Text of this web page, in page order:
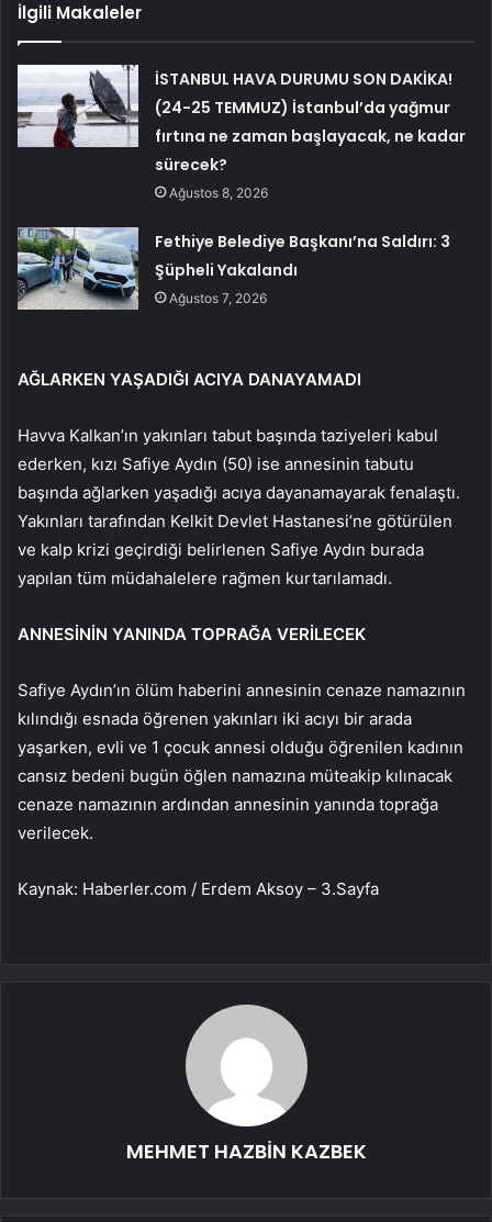
İlgili Makaleler
İSTANBUL HAVA DURUMU SON DAKİKA!
(24-25 TEMMUZ) İstanbul’da yağmur
fırtına ne zaman başlayacak, ne kadar
sürecek?
Ağustos 8, 2026
Fethiye Belediye Başkanı’na Saldırı: 3
Şüpheli Yakalandı
Ağustos 7, 2026
AĞLARKEN YAŞADIĞI ACIYA DANAYAMADI
Havva Kalkan’ın yakınları tabut başında taziyeleri kabul
ederken, kızı Safiye Aydın (50) ise annesinin tabutu
başında ağlarken yaşadığı acıya dayanamayarak fenalaştı.
Yakınları tarafından Kelkit Devlet Hastanesi’ne götürülen
ve kalp krizi geçirdiği belirlenen Safiye Aydın burada
yapılan tüm müdahalelere rağmen kurtarılamadı.
ANNESİNİN YANINDA TOPRAĞA VERİLECEK
Safiye Aydın’ın ölüm haberini annesinin cenaze namazının
kılındığı esnada öğrenen yakınları iki acıyı bir arada
yaşarken, evli ve 1 çocuk annesi olduğu öğrenilen kadının
cansız bedeni bugün öğlen namazına müteakip kılınacak
cenaze namazının ardından annesinin yanında toprağa
verilecek.
Kaynak: Haberler.com / Erdem Aksoy – 3.Sayfa
MEHMET HAZBİN KAZBEK